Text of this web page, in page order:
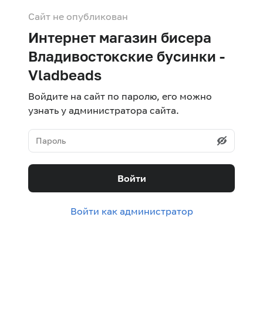
Сайт не опубликован
Интернет магазин бисера
Владивостокские бусинки -
Vladbeads
Войдите на сайт по паролю, его можно
узнать у администратора сайта.
Войти
Войти как администратор